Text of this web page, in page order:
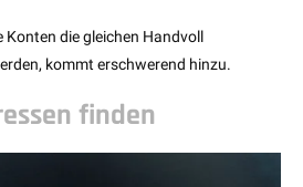
die gleichen Handvoll
kommt erschwerend hinzu.
finden